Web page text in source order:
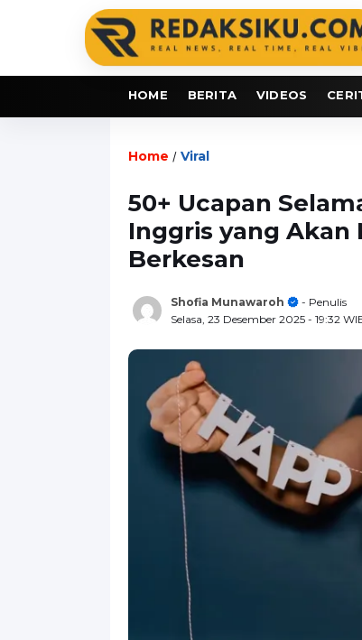
HOME BERITA VIDEOS
Home / Viral
50+ Ucapan
Inggris yang Akan
Berkesan
Shofia Munawaroh
- Penulis
Selasa, 23 Desember 2025 - 19:32